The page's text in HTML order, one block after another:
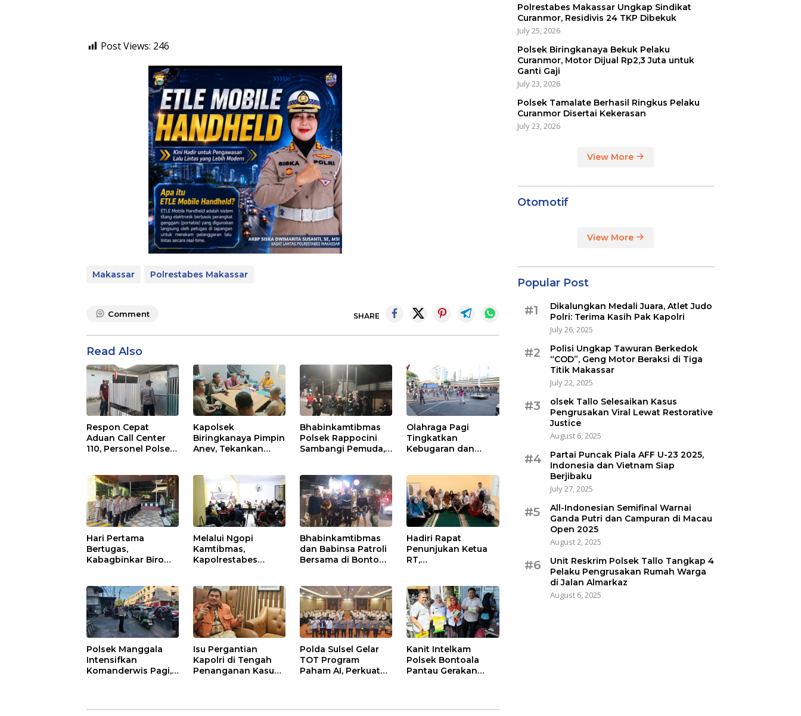
Post Views: 246
Makassar Polrestabes Makassar
Comment SHARE
Read Also
Respon Cepat
Aduan Call Center
110, Personel Polsek
Pengancaman
Kapolsek
Biringkanaya Pimpin
Anev, Tekankan
Pelayanan
Masyarakat
Bhabinkamtibmas
Polsek Rappocini
Sambangi Pemuda,
Liar
Olahraga Pagi
Tingkatkan
Kebugaran dan
Makassar
Hari Pertama
Bertugas,
Kabagbinkar Biro
dan Pertahankan
Kebersihan
Melalui Ngopi
Kamtibmas,
Kapolrestabes
Warga Tamalate
Bhabinkamtibmas
dan Babinsa Patroli
Bersama di Bonto
Kamtibmas
Hadiri Rapat
Penunjukan Ketua
RT,
Pentingnya Sinergi
dengan Warga
Polsek Manggala
Intensifkan
Komanderwis Pagi,
Isu Pergantian
Kapolri di Tengah
Penanganan Kasus
Polda Sulsel Gelar
TOT Program
Paham AI, Perkuat
Kanit Intelkam
Polsek Bontoala
Pantau Gerakan
Tertib
Polrestabes Makassar Ungkap Sindikat
Curanmor, Residivis 24 TKP Dibekuk
July 25, 2026
Polsek Biringkanaya Bekuk Pelaku
Curanmor, Motor Dijual Rp2,3 Juta untuk
Ganti Gaji
July 23, 2026
Polsek Tamalate Berhasil Ringkus Pelaku
Curanmor Disertai Kekerasan
July 23, 2026
View More
Otomotif
View More
Popular Post
#1
Dikalungkan Medali Juara, Atlet Judo
Polri: Terima Kasih Pak Kapolri
July 26, 2025
#2
Polisi Ungkap Tawuran Berkedok
“COD”, Geng Motor Beraksi di Tiga
Titik Makassar
July 22, 2025
#3
olsek Tallo Selesaikan Kasus
Pengrusakan Viral Lewat Restorative
Justice
August 6, 2025
#4
Partai Puncak Piala AFF U-23 2025,
Indonesia dan Vietnam Siap
Berjibaku
July 27, 2025
#5
All-Indonesian Semifinal Warnai
Ganda Putri dan Campuran di Macau
Open 2025
August 2, 2025
#6
Unit Reskrim Polsek Tallo Tangkap 4
Pelaku Pengrusakan Rumah Warga
di Jalan Almarkaz
August 6, 2025